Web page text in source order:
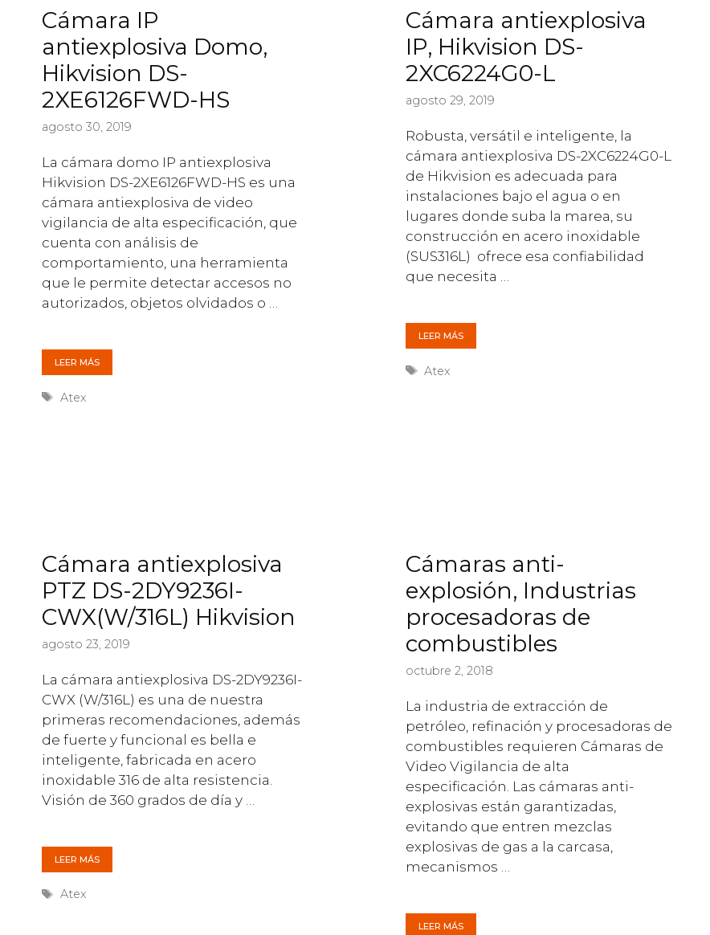
Cámara IP
antiexplosiva Domo,
Hikvision DS-
2XE6126FWD-HS
agosto 30, 2019
La cámara domo IP antiexplosiva
Hikvision DS-2XE6126FWD-HS es una
cámara antiexplosiva de video
vigilancia de alta especificación, que
cuenta con análisis de
comportamiento, una herramienta
que le permite detectar accesos no
autorizados, objetos olvidados o …
LEER MÁS
Etiquetas
Atex
Cámara antiexplosiva
IP, Hikvision DS-
2XC6224G0-L
agosto 29, 2019
Robusta, versátil e inteligente, la
cámara antiexplosiva DS-2XC6224G0-L
de Hikvision es adecuada para
instalaciones bajo el agua o en
lugares donde suba la marea, su
construcción en acero inoxidable
(SUS316L) ofrece esa confiabilidad
que necesita …
LEER MÁS
Etiquetas
Atex
Cámara antiexplosiva
PTZ DS-2DY9236I-
CWX(W/316L) Hikvision
agosto 23, 2019
La cámara antiexplosiva DS-2DY9236I-
CWX (W/316L) es una de nuestra
primeras recomendaciones, además
de fuerte y funcional es bella e
inteligente, fabricada en acero
inoxidable 316 de alta resistencia.
Visión de 360 grados de día y …
LEER MÁS
Etiquetas
Atex
Cámaras anti-
explosión, Industrias
procesadoras de
combustibles
octubre 2, 2018
La industria de extracción de
petróleo, refinación y procesadoras de
combustibles requieren Cámaras de
Video Vigilancia de alta
especificación. Las cámaras anti-
explosivas están garantizadas,
evitando que entren mezclas
explosivas de gas a la carcasa,
mecanismos …
LEER MÁS